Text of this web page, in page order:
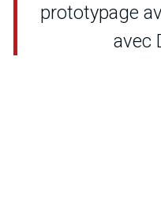
prototypage
avec